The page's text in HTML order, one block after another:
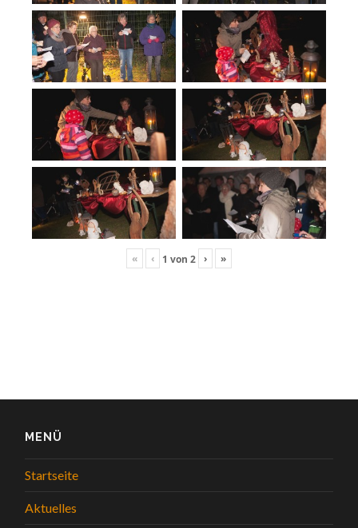
« ‹ 1 von 2 › »
MENÜ
Startseite
Aktuelles